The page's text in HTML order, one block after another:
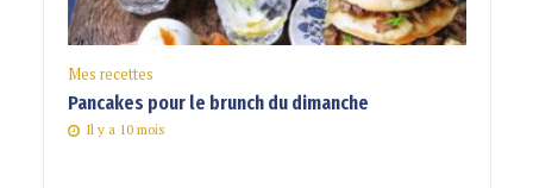
Mes recettes
Pancakes pour le brunch du dimanche
Il y a 10 mois